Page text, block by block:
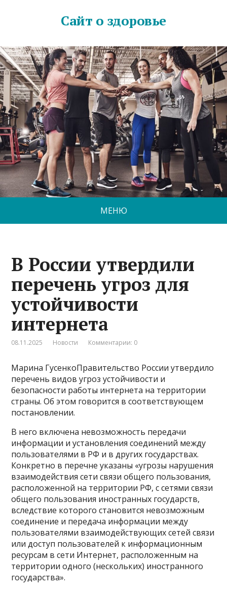
Сайт о здоровье
МЕНЮ
В России утвердили
перечень угроз для
устойчивости
интернета
08.11.2025 Новости Комментарии: 0
Марина ГусенкоПравительство России утвердило
перечень видов угроз устойчивости и
безопасности работы интернета на территории
страны. Об этом говорится в соответствующем
постановлении.
В него включена невозможность передачи
информации и установления соединений между
пользователями в РФ и в других государствах.
Конкретно в перечне указаны «угрозы нарушения
взаимодействия сети связи общего пользования,
расположенной на территории РФ, с сетями связи
общего пользования иностранных государств,
вследствие которого становится невозможным
соединение и передача информации между
пользователями взаимодействующих сетей связи
или доступ пользователей к информационным
ресурсам в сети Интернет, расположенным на
территории одного (нескольких) иностранного
государства».